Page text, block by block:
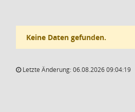
Keine Daten gefunden.
Letzte Änderung: 06.08.2026 09:04:19